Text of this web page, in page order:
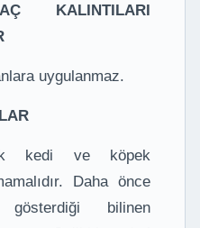
KALINTILARI
uygulanmaz.
kedi ve köpek
Daha önce
gösterdiği bilinen